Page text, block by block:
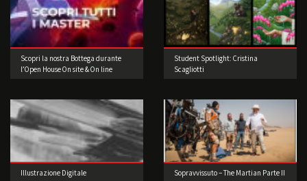
Scopri la nostra Bottega durante
l’Open House On site & On line
Student Spotlight: Cristina
Scagliotti
Illustrazione Digitale Sopravvissuto – The Martian Parte II